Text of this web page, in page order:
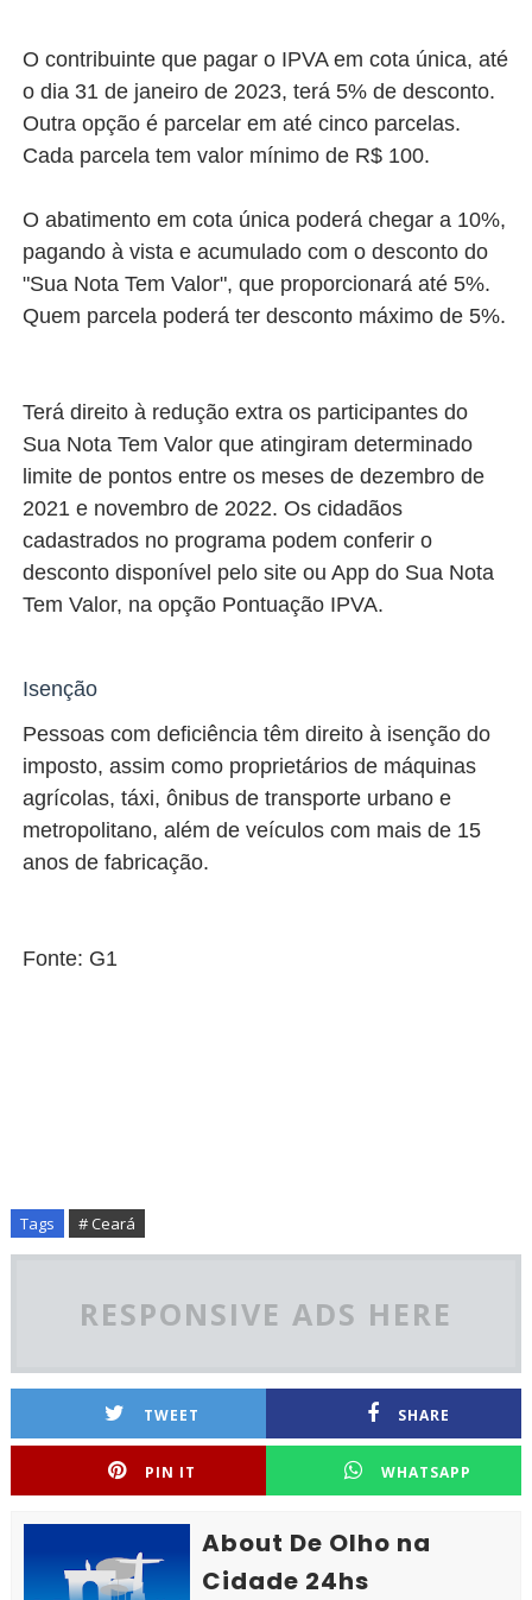
O contribuinte que pagar o IPVA em cota única, até
o dia 31 de janeiro de 2023, terá 5% de desconto.
Outra opção é parcelar em até cinco parcelas.
Cada parcela tem valor mínimo de R$ 100.
O abatimento em cota única poderá chegar a 10%,
pagando à vista e acumulado com o desconto do
"Sua Nota Tem Valor", que proporcionará até 5%.
Quem parcela poderá ter desconto máximo de 5%.
Terá direito à redução extra os participantes do
Sua Nota Tem Valor que atingiram determinado
limite de pontos entre os meses de dezembro de
2021 e novembro de 2022. Os cidadãos
cadastrados no programa podem conferir o
desconto disponível pelo site ou App do Sua Nota
Tem Valor, na opção Pontuação IPVA.
Isenção
Pessoas com deficiência têm direito à isenção do
imposto, assim como proprietários de máquinas
agrícolas, táxi, ônibus de transporte urbano e
metropolitano, além de veículos com mais de 15
anos de fabricação.
Fonte: G1
Tags # Ceará
RESPONSIVE ADS HERE
TWEET SHARE
PIN IT WHATSAPP
About De Olho na
Cidade 24hs